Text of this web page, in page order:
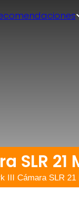
SLR 21
III Cámara SLR 21